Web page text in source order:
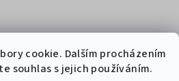
cookie. Dalším procházením
souhlas s jejich používáním.
umění